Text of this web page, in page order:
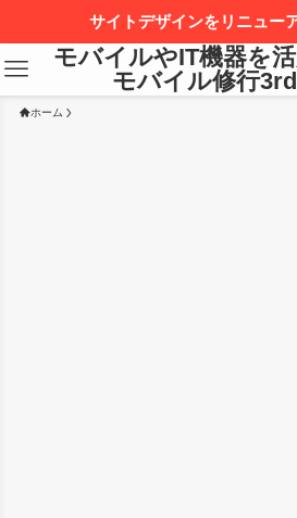
サイトデザインをリニュー
モバイルやIT機器を
モバイル修行
ホーム